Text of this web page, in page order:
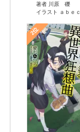
著者 川原 礫
イラスト ａｂｅｃ
2位